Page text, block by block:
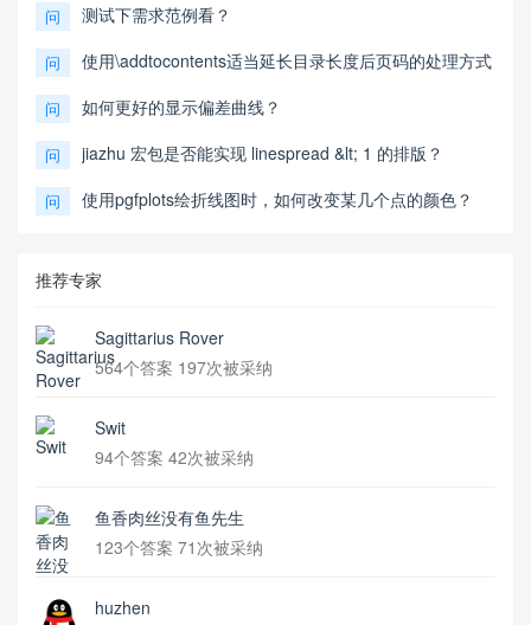
问 测试下需求范例看？
问 使用\addtocontents适当延长目录长度后页码的处理方式
问 如何更好的显示偏差曲线？
问 jiazhu 宏包是否能实现 linespread &lt; 1 的排版？
问 使用pgfplots绘折线图时，如何改变某几个点的颜色？
推荐专家
Sagittarius Rover
564个答案 197次被采纳
Swit
94个答案 42次被采纳
鱼香肉丝没有鱼先生
123个答案 71次被采纳
huzhen